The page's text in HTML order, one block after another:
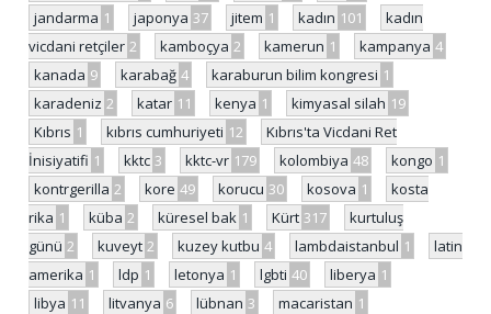
jandarma 1 japonya 37 jitem 1 kadın 101
kadın
vicdani retçiler 2 kamboçya 2 kamerun 1 kampanya 4
kanada 9 karabağ 4 karaburun bilim kongresi 1
karadeniz 2 katar 11 kenya 1 kimyasal silah 19
Kıbrıs 1 kıbrıs cumhuriyeti 12
Kıbrıs'ta Vicdani Ret
İnisiyatifi 1 kktc 3 kktc-vr 179 kolombiya 48 kongo 1
kontrgerilla 2 kore 49 korucu 30 kosova 1
kosta
rika 1 küba 2 küresel bak 1 Kürt 317
kurtuluş
günü 2 kuveyt 2 kuzey kutbu 4 lambdaistanbul 1
latin
amerika 1 ldp 1 letonya 1 lgbti 40 liberya 1
libya 11 litvanya 6 lübnan 3 macaristan 1